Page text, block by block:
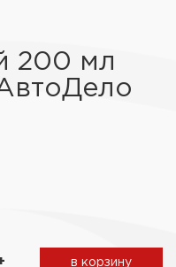
200 мл
в корзину